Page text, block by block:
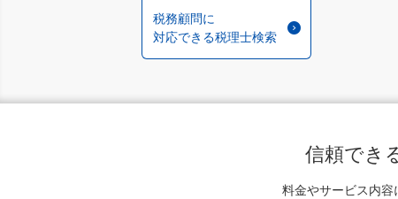
税務顧問に
対応できる税理士検索
信頼でき
料金やサービス内容